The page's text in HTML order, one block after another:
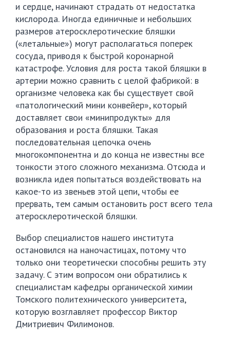
и сердце, начинают страдать от недостатка
кислорода. Иногда единичные и небольших
размеров атеросклеротические бляшки
(«летальные») могут располагаться поперек
сосуда, приводя к быстрой коронарной
катастрофе. Условия для роста такой бляшки в
артерии можно сравнить с целой фабрикой: в
организме человека как бы существует свой
«патологический мини конвейер», который
доставляет свои «минипродукты» для
образования и роста бляшки. Такая
последовательная цепочка очень
многокомпонентна и до конца не известны все
тонкости этого сложного механизма. Отсюда и
возникла идея попытаться воздействовать на
какое-то из звеньев этой цепи, чтобы ее
прервать, тем самым остановить рост всего тела
атеросклеротической бляшки.
Выбор специалистов нашего института
остановился на наночастицах, потому что
только они теоретически способны решить эту
задачу. С этим вопросом они обратились к
специалистам кафедры органической химии
Томского политехнического университета,
которую возглавляет профессор Виктор
Дмитриевич Филимонов.